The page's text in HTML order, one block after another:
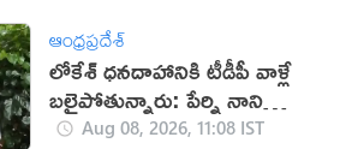
ఆంధ్రప్రదేశ్
లోకేశ్ ధనదాహానికి టీడీపీ వాళ్లే
బలైపోతున్నారు: పేర్ని నాని
(వీడియో)
Aug 08, 2026, 11:08 IST